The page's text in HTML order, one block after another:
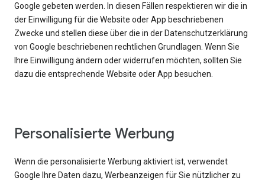
Google gebeten werden. In diesen Fällen respektieren wir die in
der Einwilligung für die Website oder App beschriebenen
Zwecke und stellen diese über die in der Datenschutzerklärung
von Google beschriebenen rechtlichen Grundlagen. Wenn Sie
Ihre Einwilligung ändern oder widerrufen möchten, sollten Sie
dazu die entsprechende Website oder App besuchen.
Personalisierte Werbung
Wenn die personalisierte Werbung aktiviert ist, verwendet
Google Ihre Daten dazu, Werbeanzeigen für Sie nützlicher zu